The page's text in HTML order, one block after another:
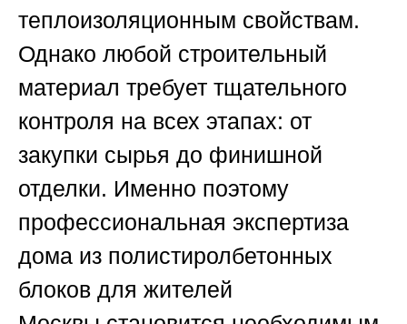
теплоизоляционным свойствам.
Однако любой строительный
материал требует тщательного
контроля на всех этапах: от
закупки сырья до финишной
отделки. Именно поэтому
профессиональная экспертиза
дома из полистиролбетонных
блоков для жителей